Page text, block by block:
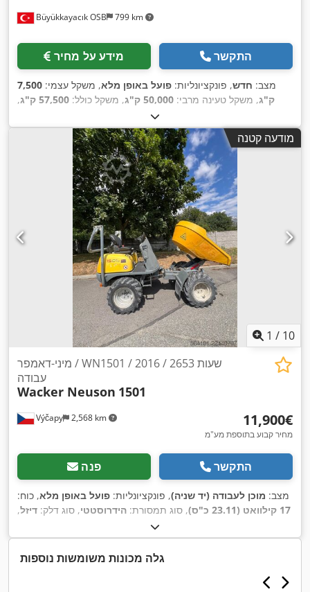
Büyükkayacık OSB 799 km
מידע על מחיר התקשר
מצב: חדש, פונקציונליות: פועל באופן מלא, משקל עצמי: 7,500
ק"ג, משקל טעינה מרבי: 50,000 ק"ג , משקל כולל: 57,500 ק"ג
,
מערכת בלימה
למניעת נעילה (ABS), שלדה,
מודעה קטנה
1 / 10
Výčapy 2,568 km
מיני-דאמפר / WN1501 / 2016 / 2653 שעות
עבודה
Wacker Neuson 1501
‏11,900 ‏€
מחיר קבוע בתוספת מע"מ
פנה התקשר
מצב: מוכן לעבודה (יד שניה), פונקציונליות: פועל באופן מלא, כוח:
17 קילוואט (23.11 כ"ס)
, סוג תמסורת: הידרוסטטי, סוג דלק: דיזל,
1,261 ק"ג
ק"ג, שנת ייצור:2016, שעות עבודה: 2,653 h , ציוד:הנעה בכל
הגלגלים
גלה מכונות משומשות נוספות